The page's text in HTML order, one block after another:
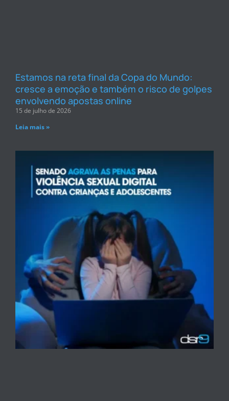
Estamos na reta final da Copa do Mundo:
cresce a emoção e também o risco de golpes
envolvendo apostas online
15 de julho de 2026
Leia mais »